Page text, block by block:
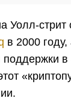
Уолл-стрит
в 2000
поддержки